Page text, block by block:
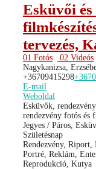
Esküvői
tervezés,
01 Fotós 02 Videós
Nagykanizsa,
+36709415298
E-mail
Weboldal
Esküvők,
rendezvény fotós és
Jegyes / Páros,
Születésnap
Rendezvény, Riport,
Portré, Reklám,
Reprodukció, Kutya